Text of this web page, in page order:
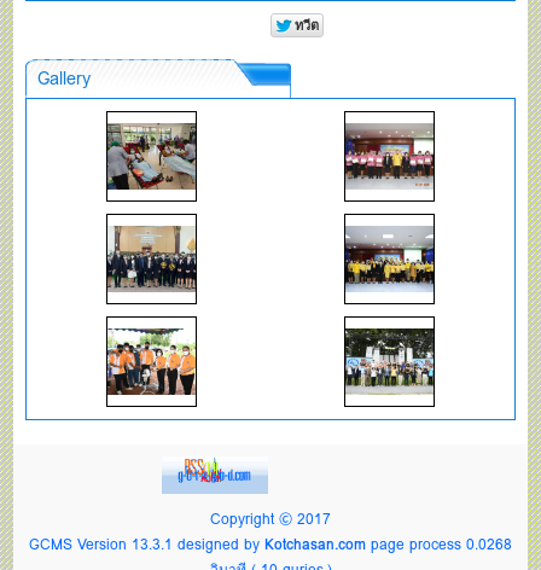
Gallery
Copyright © 2017
GCMS Version 13.3.1 designed by Kotchasan.com page process 0.0268